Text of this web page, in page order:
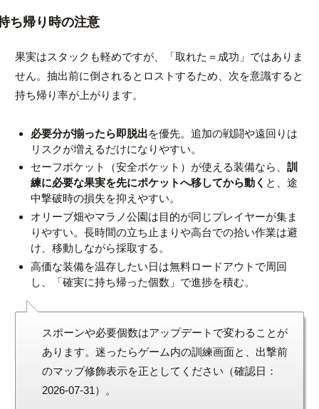
ち帰り時の注意
果実はスタックも軽めですが、「取れた＝成功」ではありま
せん。抽出前に倒されるとロストするため、次を意識すると
持ち帰り率が上がります。
必要分が揃ったら即脱出を優先。追加の戦闘や遠回りは
リスクが増えるだけになりやすい。
セーフポケット（安全ポケット）が使える装備なら、訓
練に必要な果実を先にポケットへ移してから動く と、途
中撃破時の損失を抑えやすい。
オリーブ畑やマラノ公園は目的が同じプレイヤーが集ま
りやすい。長時間の立ち止まりや高台での拾い作業は避
け、移動しながら採取する。
高価な装備を温存したい日は無料ロードアウトで周回
し、「確実に持ち帰った個数」で進捗を積む。
スポーンや必要個数はアップデートで変わることが
あります。迷ったらゲーム内の訓練画面と、出撃前
のマップ修飾表示を正としてください（確認日：
2026-07-31）。